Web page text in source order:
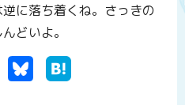
に落ち着くね。さっきの
どいよ。
FacebookBluesky